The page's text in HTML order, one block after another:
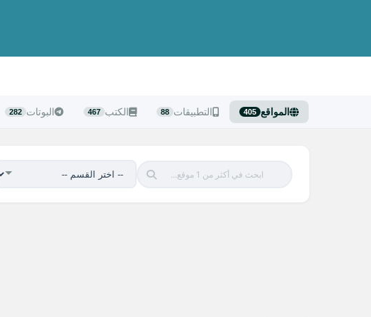
المواقع 405 التطبيقات 88 الكتب 467 البوتات 282